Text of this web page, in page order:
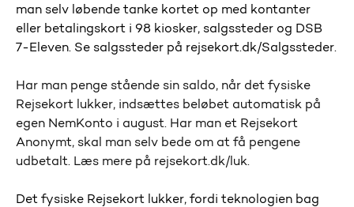
man selv løbende tanke kortet op med kontanter
eller betalingskort i 98 kiosker, salgssteder og DSB
7-Eleven. Se salgssteder på rejsekort.dk/Salgssteder.
Har man penge stående sin saldo, når det fysiske
Rejsekort lukker, indsættes beløbet automatisk på
egen NemKonto i august. Har man et Rejsekort
Anonymt, skal man selv bede om at få pengene
udbetalt. Læs mere på rejsekort.dk/luk.
Det fysiske Rejsekort lukker, fordi teknologien bag